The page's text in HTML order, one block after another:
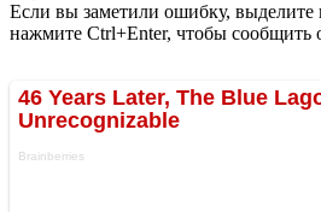
Если вы заметили ошибку, выделите
нажмите Ctrl+Enter, чтобы сообщить